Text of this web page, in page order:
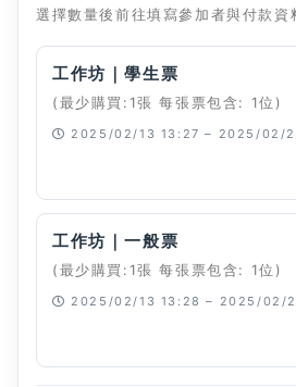
選擇數量後前往填寫參加者與付款資
工作坊｜學生票
(最少購買:1張 每張票包含: 1位)
2025/02/13 13:27 – 2025/02/
工作坊｜一般票
(最少購買:1張 每張票包含: 1位)
2025/02/13 13:28 – 2025/02/